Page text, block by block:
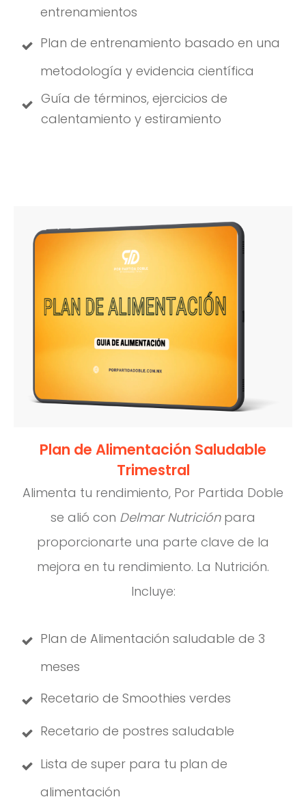
entrenamientos
Plan de entrenamiento basado en una
metodología y evidencia científica
Guía de términos, ejercicios de
calentamiento y estiramiento
Plan de Alimentación Saludable
Trimestral
Alimenta tu rendimiento, Por Partida Doble
se alió con Delmar Nutriciónpara
proporcionarte una parte clave de la
mejora en tu rendimiento. La Nutrición.
Incluye:
Plan de Alimentación saludable de 3
meses
Recetario de Smoothies verdes
Recetario de postres saludable
Lista de super para tu plan de
alimentación